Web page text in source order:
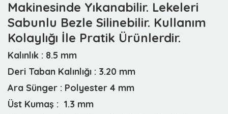
Makinesinde Yıkanabilir. Lekeleri
Sabunlu Bezle Silinebilir. Kullanım
Kolaylığı İle Pratik Ürünlerdir.
Kalınlık : 8.5 mm
Deri Taban Kalınlığı : 3.20 mm
Ara Sünger : Polyester 4 mm
Üst Kumaş : 1.3 mm